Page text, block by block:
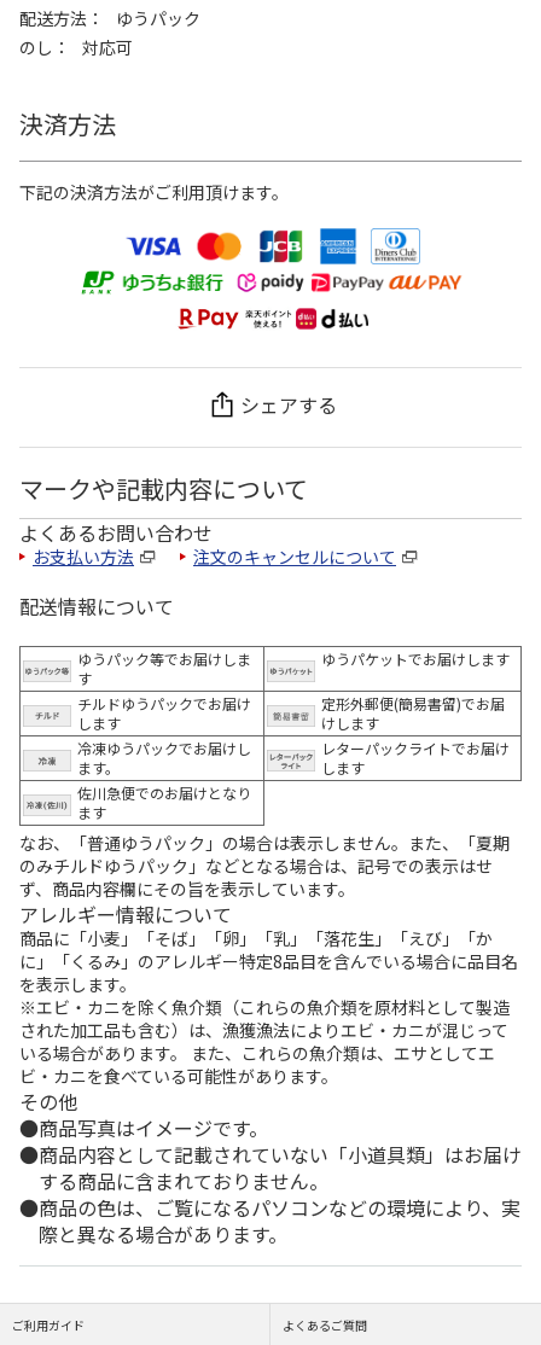
配送方法
ゆうパック
のし
対応可
決済方法
下記の決済方法がご利用頂けます。
シェアする
マークや記載内容について
よくあるお問い合わせ
お支払い方法 注文のキャンセルについて
配送情報について
ゆうパック等でお届けしま
す
ゆうパケットでお届けします
チルドゆうパックでお届け
します
定形外郵便(簡易書留)でお届
けします
冷凍ゆうパックでお届けし
ます。
レターパックライトでお届け
します
佐川急便でのお届けとなり
ます
なお、「普通ゆうパック」の場合は表示しません。また、「夏期
のみチルドゆうパック」などとなる場合は、記号での表示はせ
ず、商品内容欄にその旨を表示しています。
アレルギー情報について
商品に「小麦」「そば」「卵」「乳」「落花生」「えび」「か
に」「くるみ」のアレルギー特定8品目を含んでいる場合に品目名
を表示します。
※エビ・カニを除く魚介類（これらの魚介類を原材料として製造
された加工品も含む）は、漁獲漁法によりエビ・カニが混じって
いる場合があります。 また、これらの魚介類は、エサとしてエ
ビ・カニを食べている可能性があります。
その他
商品写真はイメージです。
商品内容として記載されていない「小道具類」はお届け
する商品に含まれておりません。
商品の色は、ご覧になるパソコンなどの環境により、実
際と異なる場合があります。
ご利用ガイド よくあるご質問